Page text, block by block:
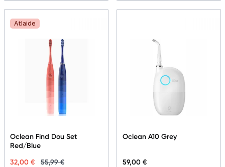
Atlaide
Oclean Find Dou Set
Red/Blue
32,00 €
55,99 €
Oclean A10 Grey
59,00 €